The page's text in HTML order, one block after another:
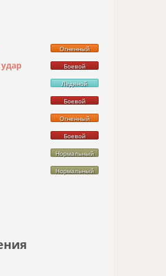
Огненный
Боевой
Ледяной
Боевой
Огненный
Боевой
Нормальный
Нормальный